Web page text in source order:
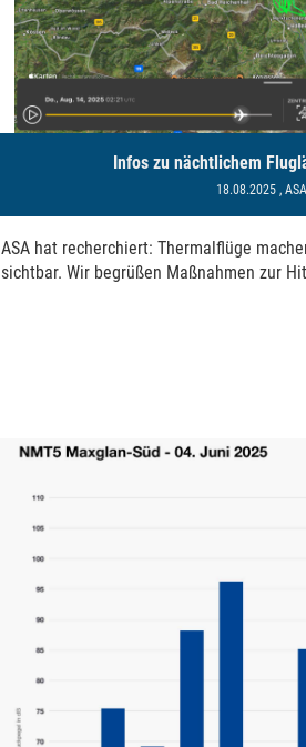
Infos zu nächtlichem
18.08.2025,
ASA hat recherchiert: Thermalflüge
sichtbar. Wir begrüßen Maßnahmen zur